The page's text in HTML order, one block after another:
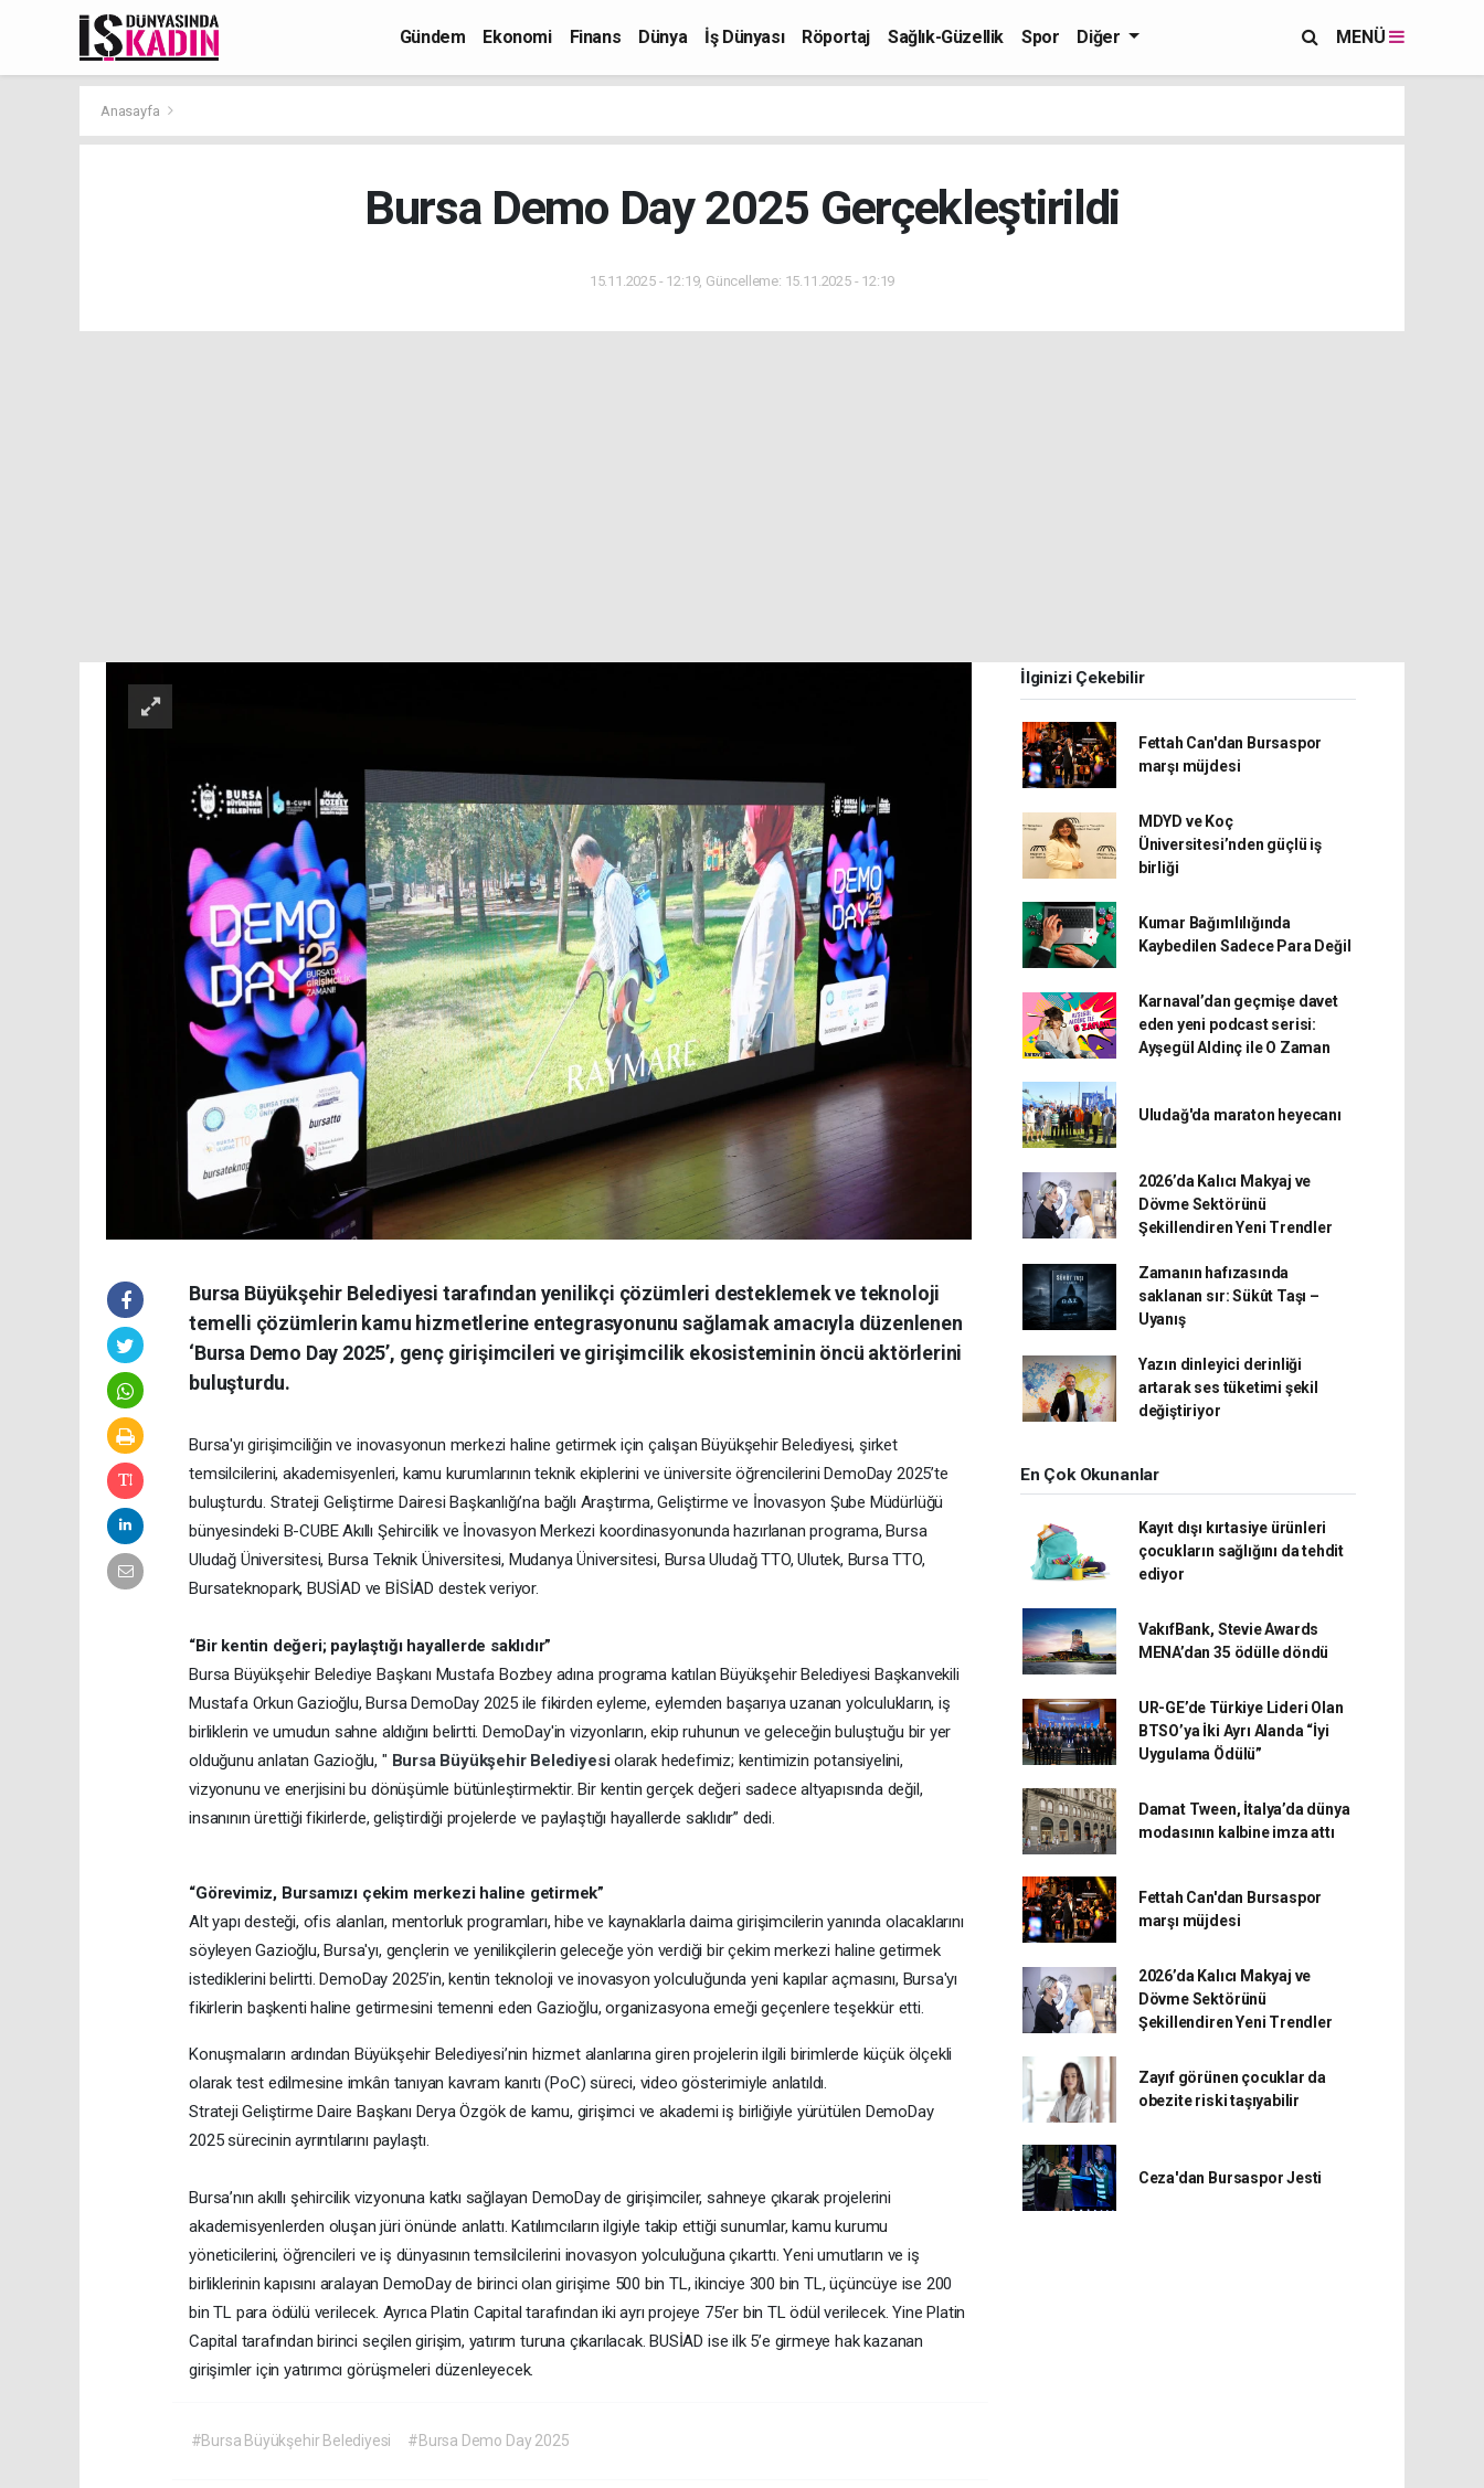
Gündem Ekonomi Finans Dünya İş Dünyası Röportaj Sağlık-Güzellik Spor Diğer MENÜ
Anasayfa
Bursa Demo Day 2025 Gerçekleştirildi
15.11.2025 - 12:19, Güncelleme: 15.11.2025 - 12:19
Bursa Büyükşehir Belediyesi tarafından yenilikçi çözümleri desteklemek ve teknoloji
temelli çözümlerin kamu hizmetlerine entegrasyonunu sağlamak amacıyla düzenlenen
‘Bursa Demo Day 2025’, genç girişimcileri ve girişimcilik ekosisteminin öncü aktörlerini
buluşturdu.
Bursa'yı girişimciliğin ve inovasyonun merkezi haline getirmek için çalışan Büyükşehir Belediyesi, şirket
temsilcilerini, akademisyenleri, kamu kurumlarının teknik ekiplerini ve üniversite öğrencilerini DemoDay 2025’te
buluşturdu. Strateji Geliştirme Dairesi Başkanlığı’na bağlı Araştırma, Geliştirme ve İnovasyon Şube Müdürlüğü
bünyesindeki B-CUBE Akıllı Şehircilik ve İnovasyon Merkezi koordinasyonunda hazırlanan programa, Bursa
Uludağ Üniversitesi, Bursa Teknik Üniversitesi, Mudanya Üniversitesi, Bursa Uludağ TTO, Ulutek, Bursa TTO,
Bursateknopark, BUSİAD ve BİSİAD destek veriyor.
“Bir kentin değeri; paylaştığı hayallerde saklıdır”
Bursa Büyükşehir Belediye Başkanı Mustafa Bozbey adına programa katılan Büyükşehir Belediyesi Başkanvekili
Mustafa Orkun Gazioğlu, Bursa DemoDay 2025 ile fikirden eyleme, eylemden başarıya uzanan yolculukların, iş
birliklerin ve umudun sahne aldığını belirtti. DemoDay'in vizyonların, ekip ruhunun ve geleceğin buluştuğu bir yer
olduğunu anlatan Gazioğlu, " Bursa Büyükşehir Belediyesiolarak hedefimiz; kentimizin potansiyelini,
vizyonunu ve enerjisini bu dönüşümle bütünleştirmektir. Bir kentin gerçek değeri sadece altyapısında değil,
insanının ürettiği fikirlerde, geliştirdiği projelerde ve paylaştığı hayallerde saklıdır” dedi.
“Görevimiz, Bursamızı çekim merkezi haline getirmek”
Alt yapı desteği, ofis alanları, mentorluk programları, hibe ve kaynaklarla daima girişimcilerin yanında olacaklarını
söyleyen Gazioğlu, Bursa'yı, gençlerin ve yenilikçilerin geleceğe yön verdiği bir çekim merkezi haline getirmek
istediklerini belirtti. DemoDay 2025’in, kentin teknoloji ve inovasyon yolculuğunda yeni kapılar açmasını, Bursa'yı
fikirlerin başkenti haline getirmesini temenni eden Gazioğlu, organizasyona emeği geçenlere teşekkür etti.
Konuşmaların ardından Büyükşehir Belediyesi’nin hizmet alanlarına giren projelerin ilgili birimlerde küçük ölçekli
olarak test edilmesine imkân tanıyan kavram kanıtı (PoC) süreci, video gösterimiyle anlatıldı.
Strateji Geliştirme Daire Başkanı Derya Özgök de kamu, girişimci ve akademi iş birliğiyle yürütülen DemoDay
2025 sürecinin ayrıntılarını paylaştı.
Bursa’nın akıllı şehircilik vizyonuna katkı sağlayan DemoDay de girişimciler, sahneye çıkarak projelerini
akademisyenlerden oluşan jüri önünde anlattı. Katılımcıların ilgiyle takip ettiği sunumlar, kamu kurumu
yöneticilerini, öğrencileri ve iş dünyasının temsilcilerini inovasyon yolculuğuna çıkarttı. Yeni umutların ve iş
birliklerinin kapısını aralayan DemoDay de birinci olan girişime 500 bin TL, ikinciye 300 bin TL, üçüncüye ise 200
bin TL para ödülü verilecek. Ayrıca Platin Capital tarafından iki ayrı projeye 75’er bin TL ödül verilecek. Yine Platin
Capital tarafından birinci seçilen girişim, yatırım turuna çıkarılacak. BUSİAD ise ilk 5’e girmeye hak kazanan
girişimler için yatırımcı görüşmeleri düzenleyecek.
#Bursa Büyükşehir Belediyesi #Bursa Demo Day 2025
İlginizi Çekebilir
Fettah Can'dan Bursaspor
marşı müjdesi
MDYD ve Koç
Üniversitesi’nden güçlü iş
birliği
Kumar Bağımlılığında
Kaybedilen Sadece Para Değil
Karnaval’dan geçmişe davet
eden yeni podcast serisi:
Ayşegül Aldinç ile O Zaman
Uludağ'da maraton heyecanı
2026’da Kalıcı Makyaj ve
Dövme Sektörünü
Şekillendiren Yeni Trendler
Zamanın hafızasında
saklanan sır: Sükût Taşı –
Uyanış
Yazın dinleyici derinliği
artarak ses tüketimi şekil
değiştiriyor
En Çok Okunanlar
Kayıt dışı kırtasiye ürünleri
çocukların sağlığını da tehdit
ediyor
VakıfBank, Stevie Awards
MENA’dan 35 ödülle döndü
UR-GE’de Türkiye Lideri Olan
BTSO’ya İki Ayrı Alanda “İyi
Uygulama Ödülü”
Damat Tween, İtalya’da dünya
modasının kalbine imza attı
Fettah Can'dan Bursaspor
marşı müjdesi
2026’da Kalıcı Makyaj ve
Dövme Sektörünü
Şekillendiren Yeni Trendler
Zayıf görünen çocuklar da
obezite riski taşıyabilir
Ceza'dan Bursaspor Jesti